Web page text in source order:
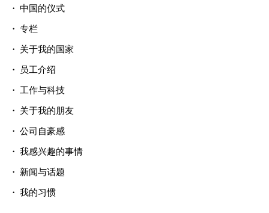
中国的仪式
专栏
关于我的国家
员工介绍
工作与科技
关于我的朋友
公司自豪感
我感兴趣的事情
新闻与话题
我的习惯